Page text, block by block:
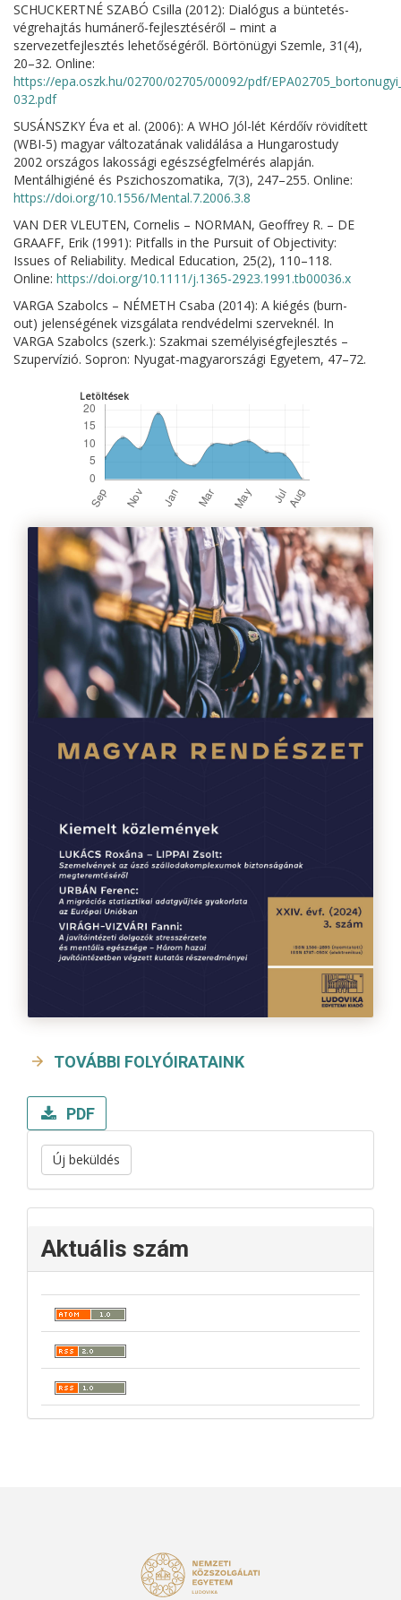
SCHUCKERTNÉ SZABÓ Csilla (2012): Dialógus a büntetés-
végrehajtás humánerő-fejlesztéséről – mint a
szervezetfejlesztés lehetőségéről. Börtönügyi Szemle, 31(4),
20–32. Online:
https://epa.oszk.hu/02700/02705/00092/pdf/
032.pdf
SUSÁNSZKY Éva et al. (2006): A WHO Jól-lét Kérdőív rövidített
(WBI-5) magyar változatának validálása a Hungarostudy
2002 országos lakossági egészségfelmérés alapján.
Mentálhigiéné és Pszichoszomatika, 7(3), 247–255. Online:
https://doi.org/10.1556/Mental.7.2006.3.8
VAN DER VLEUTEN, Cornelis – NORMAN, Geoffrey R. – DE
GRAAFF, Erik (1991): Pitfalls in the Pursuit of Objectivity:
Issues of Reliability. Medical Education, 25(2), 110–118.
Online: https://doi.org/10.1111/j.1365-2923.1991.tb00036.x
VARGA Szabolcs – NÉMETH Csaba (2014): A kiégés (burn-
out) jelenségének vizsgálata rendvédelmi szerveknél. In
VARGA Szabolcs (szerk.): Szakmai személyiségfejlesztés –
Szupervízió. Sopron: Nyugat-magyarországi Egyetem, 47–72.
Letöltések
TOVÁBBI FOLYÓIRATAINK
PDF
Új beküldés
Aktuális szám